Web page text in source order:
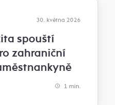
30. května 2026
spouští
zahraniční
1 min.